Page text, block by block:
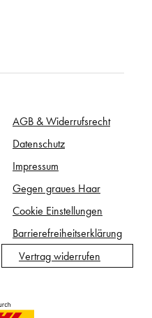
AGB & Widerrufsrecht
Datenschutz
Impressum
Gegen graues Haar
Cookie Einstellungen
Barrierefreiheitserklärung
Vertrag widerrufen